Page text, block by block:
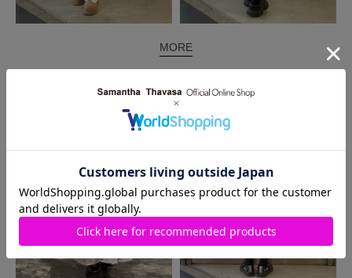
MORE
同じ商品を使った コーディネート